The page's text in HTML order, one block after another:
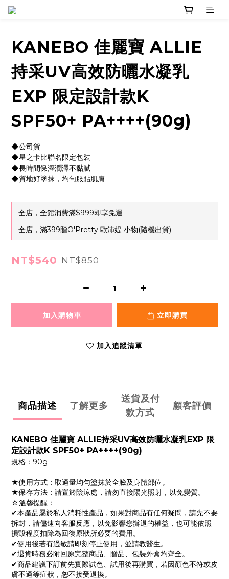
KANEBO 佳麗寶 ALLIE
持采UV高效防曬水凝乳
EXP 限定設計款K
SPF50+ PA++++(90g)
◆公司貨
◆星之卡比聯名限定包裝
◆長時間保溼潤澤不黏膩
◆質地好塗抹，均勻服貼肌膚
全店，全館消費滿$999即享免運
全店，滿399贈O'Pretty 歐沛媞 小物(隨機出貨)
NT$540 NT$850
加入購物車 立即購買
加入追蹤清單
商品描述 了解更多
送貨及付
款方式
顧客評價
KANEBO 佳麗寶 ALLIE持采UV高效防曬水凝乳EXP 限
定設計款K SPF50+ PA++++(90g)
規格：90g
★使用方式：取適量均勻塗抹於全臉及身體部位。
★保存方法：請置於陰涼處，請勿直接陽光照射，以免變質。
☆溫馨提醒：
✔本產品屬於私人消耗性產品，如果對商品有任何疑問，請先不要
拆封，請儘速向客服反應，以免影響您辦退的權益，也可能依照
損毀程度扣除為回復原狀所必要的費用。
✔使用後若有過敏請即刻停止使用，並請教醫生。
✔退貨時務必附回原完整商品、贈品、包裝外盒均齊全。
✔商品建議下訂前先實際試色、試用後再購買，若因顏色不符或皮
膚不適等症狀，恕不接受退換。